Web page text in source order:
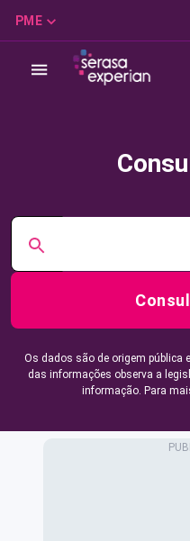
PME
Os dados são de origem pública
das informações observa a
informação. Para